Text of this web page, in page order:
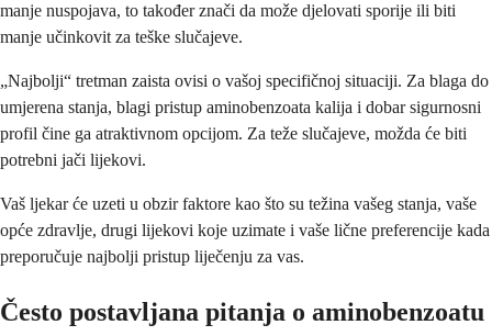
manje nuspojava, to također znači da može djelovati sporije ili biti
manje učinkovit za teške slučajeve.
„Najbolji“ tretman zaista ovisi o vašoj specifičnoj situaciji. Za blaga do
umjerena stanja, blagi pristup aminobenzoata kalija i dobar sigurnosni
profil čine ga atraktivnom opcijom. Za teže slučajeve, možda će biti
potrebni jači lijekovi.
Vaš ljekar će uzeti u obzir faktore kao što su težina vašeg stanja, vaše
opće zdravlje, drugi lijekovi koje uzimate i vaše lične preferencije kada
preporučuje najbolji pristup liječenju za vas.
Često postavljana pitanja o aminobenzoatu